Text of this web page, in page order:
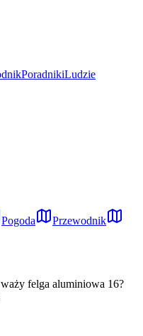
PoradnikiLudzie
Pogoda
Przewodnik
felga aluminiowa 16?